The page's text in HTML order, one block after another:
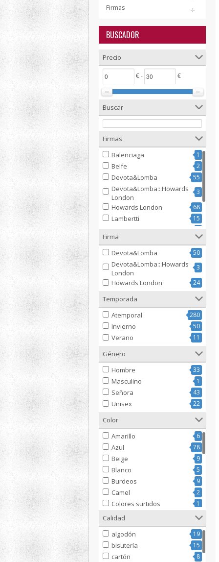
Firmas
BUSCADOR
Precio
€ - €
Buscar
Firmas
Balenciaga
1
Belfe 2
Devota&Lomba 55
Devota&Lomba:::Howards
London
3
Howards London 68
Lambertti 15
Renato Balestra 1
Urban 7
Firma
Devota&Lomba
50
Devota&Lomba:::Howards
London
3
Howards London 24
Temporada
Atemporal
280
Invierno 50
Verano 11
Género
Hombre
33
Masculino 1
Señora 43
Unisex 22
Color
Amarillo
6
Azul 78
Beige 9
Blanco 5
Burdeos 9
Camel 2
Colores surtidos 1
Dorado 1
Fucsia 1
Gris 23
Marino 1
marrón 19
Calidad
algodón
19
bisutería 15
cartón 8